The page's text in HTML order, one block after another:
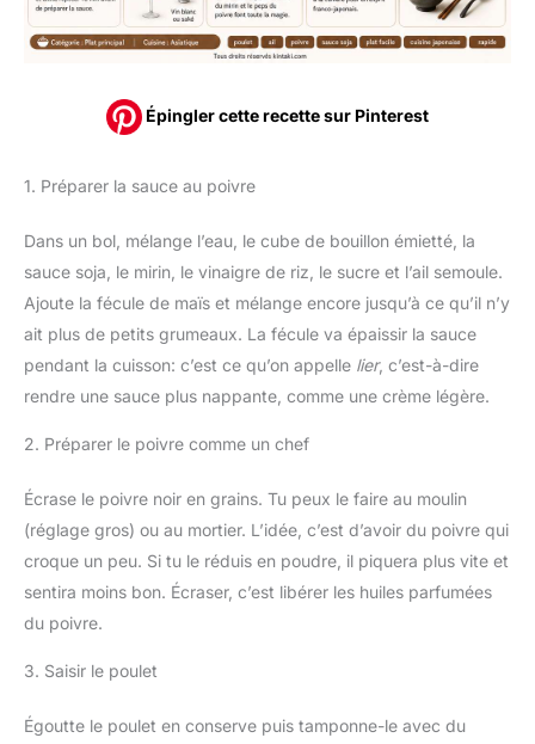
Épingler cette recette sur Pinterest
1. Préparer la sauce au poivre
Dans un bol, mélange l’eau, le cube de bouillon émietté, la
sauce soja, le mirin, le vinaigre de riz, le sucre et l’ail semoule.
Ajoute la fécule de maïs et mélange encore jusqu’à ce qu’il n’y
ait plus de petits grumeaux. La fécule va épaissir la sauce
pendant la cuisson: c’est ce qu’on appelle lier, c’est-à-dire
rendre une sauce plus nappante, comme une crème légère.
2. Préparer le poivre comme un chef
Écrase le poivre noir en grains. Tu peux le faire au moulin
(réglage gros) ou au mortier. L’idée, c’est d’avoir du poivre qui
croque un peu. Si tu le réduis en poudre, il piquera plus vite et
sentira moins bon. Écraser, c’est libérer les huiles parfumées
du poivre.
3. Saisir le poulet
Égoutte le poulet en conserve puis tamponne-le avec du